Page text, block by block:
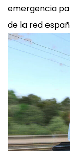
emergencia
de la red